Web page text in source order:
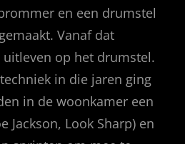
en een drumstel
Vanaf dat
op het drumstel.
in die jaren ging
in de woonkamer een
Jackson, Look Sharp) en